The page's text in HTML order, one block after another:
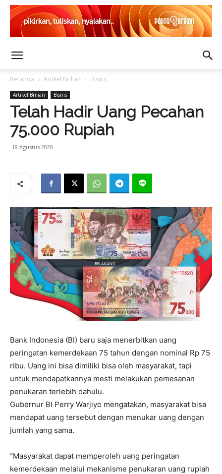
Beranda Artikel Brilian Bisnis
Artikel Brilian Bisnis
Telah Hadir Uang Pecahan
75.000 Rupiah
18 Agustus 2020
Bank Indonesia (BI) baru saja menerbitkan uang
peringatan kemerdekaan 75 tahun dengan nominal Rp 75
ribu. Uang ini bisa dimiliki bisa oleh masyarakat, tapi
untuk mendapatkannya mesti melakukan pemesanan
penukaran terlebih dahulu.
Gubernur BI Perry Warjiyo mengatakan, masyarakat bisa
mendapat uang tersebut dengan menukar uang dengan
jumlah yang sama.
“Masyarakat dapat memperoleh uang peringatan
kemerdekaan melalui mekanisme penukaran uang rupiah